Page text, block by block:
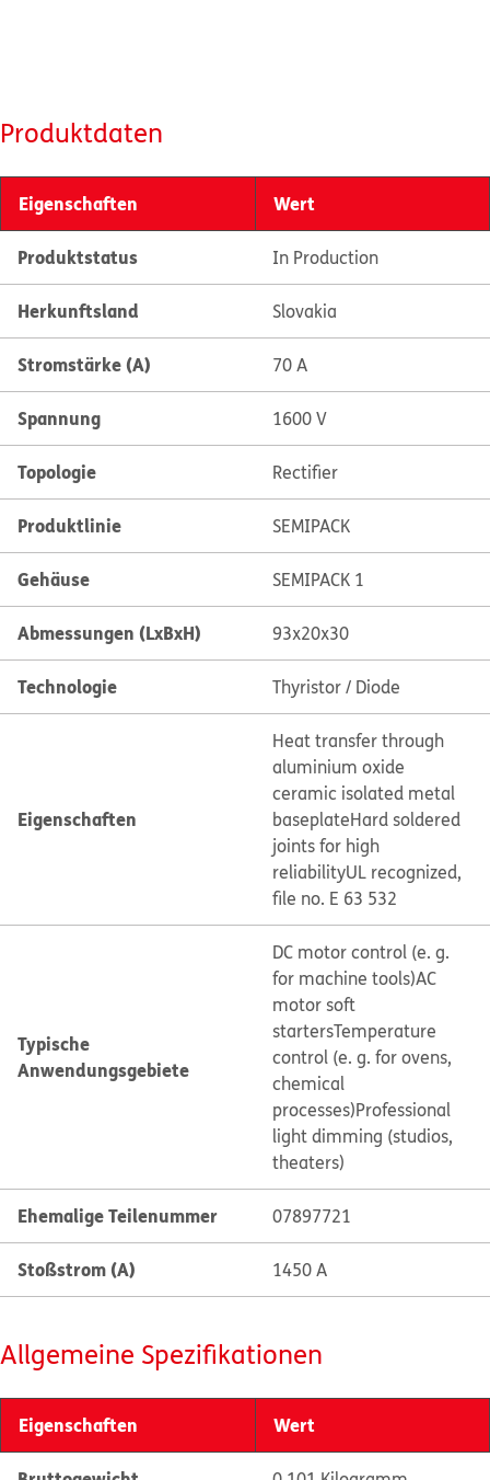
Produktdaten
Eigenschaften Wert
Produktstatus In Production
Herkunftsland Slovakia
Stromstärke (A) 70 A
Spannung 1600 V
Topologie Rectifier
Produktlinie SEMIPACK
Gehäuse SEMIPACK 1
Abmessungen (LxBxH) 93x20x30
Technologie Thyristor / Diode
Eigenschaften
Heat transfer through
aluminium oxide
ceramic isolated metal
baseplateHard soldered
joints for high
reliabilityUL recognized,
file no. E 63 532
Typische
Anwendungsgebiete
DC motor control (e. g.
for machine tools)AC
motor soft
startersTemperature
control (e. g. for ovens,
chemical
processes)Professional
light dimming (studios,
theaters)
Ehemalige Teilenummer 07897721
Stoßstrom (A) 1450 A
Allgemeine Spezifikationen
Eigenschaften Wert